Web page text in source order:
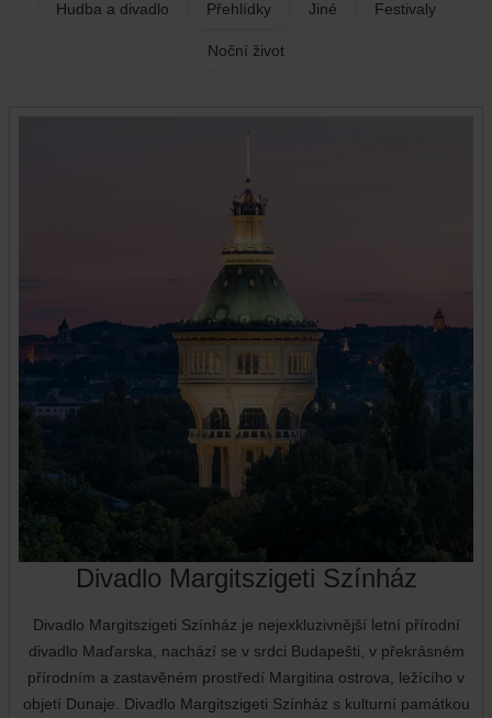
Hudba a divadlo Přehlídky Jiné Festivaly
Noční život
Divadlo Margitszigeti Színház
Divadlo Margitszigeti Színház je nejexkluzivnější letní přírodní
divadlo Maďarska, nachází se v srdci Budapešti, v překrásném
přírodním a zastavěném prostředí Margitina ostrova, ležícího v
objetí Dunaje. Divadlo Margitszigeti Színház s kulturní památkou